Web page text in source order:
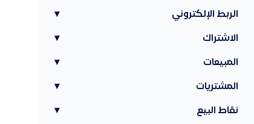
الربط الإلكتروني ▾
الاشتراك ▾
المبيعات ▾
المشتريات ▾
نقاط البيع ▾